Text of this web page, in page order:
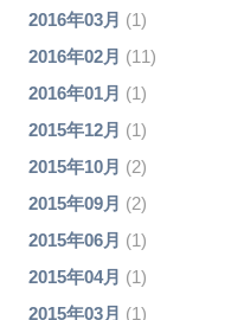
2016年03月 (1)
2016年02月 (11)
2016年01月 (1)
2015年12月 (1)
2015年10月 (2)
2015年09月 (2)
2015年06月 (1)
2015年04月 (1)
2015年03月 (1)